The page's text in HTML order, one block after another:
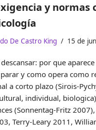
y normas
De Castro King 15 de
por que
y como opera como
a corto plazo (Sirois-
individual,
(Sonnentag-Fritz
Terry-Leary 2011,